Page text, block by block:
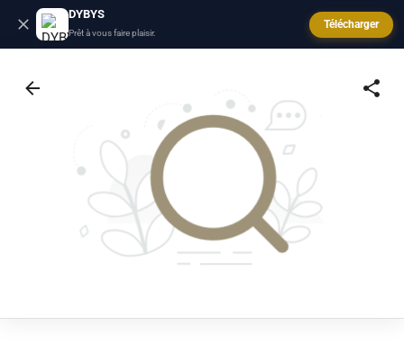
DYBYS
Prêt à vous faire plaisir.
Télécharger